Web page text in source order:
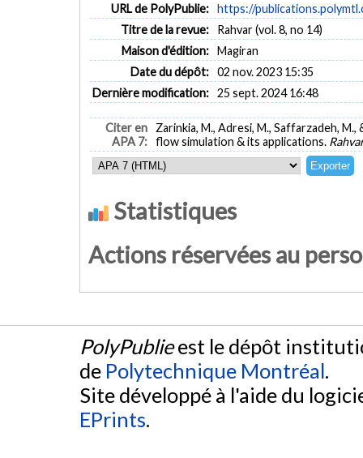
URL de PolyPublie: https://
Titre de la revue:
Rahvar (vol. 8, no 14)
Maison d'édition: Magiran
Date du dépôt: 02 nov. 2023 15:35
Dernière modification: 25 sept. 2024 16:48
Citer en
APA 7:
Zarinkia, M., Adresi, M., Saffarzadeh,
flow simulation & its applications.
Statistiques
Actions réservées au
PolyPublieest le dépôt
de Polytechnique Montréal.
Site développé à l'aide du
EPrints.